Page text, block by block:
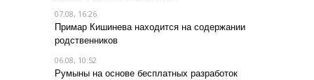
07.08, 16:26
Примар Кишинева находится на содержании
родственников
06.08, 10:52
Румыны на основе бесплатных разработок